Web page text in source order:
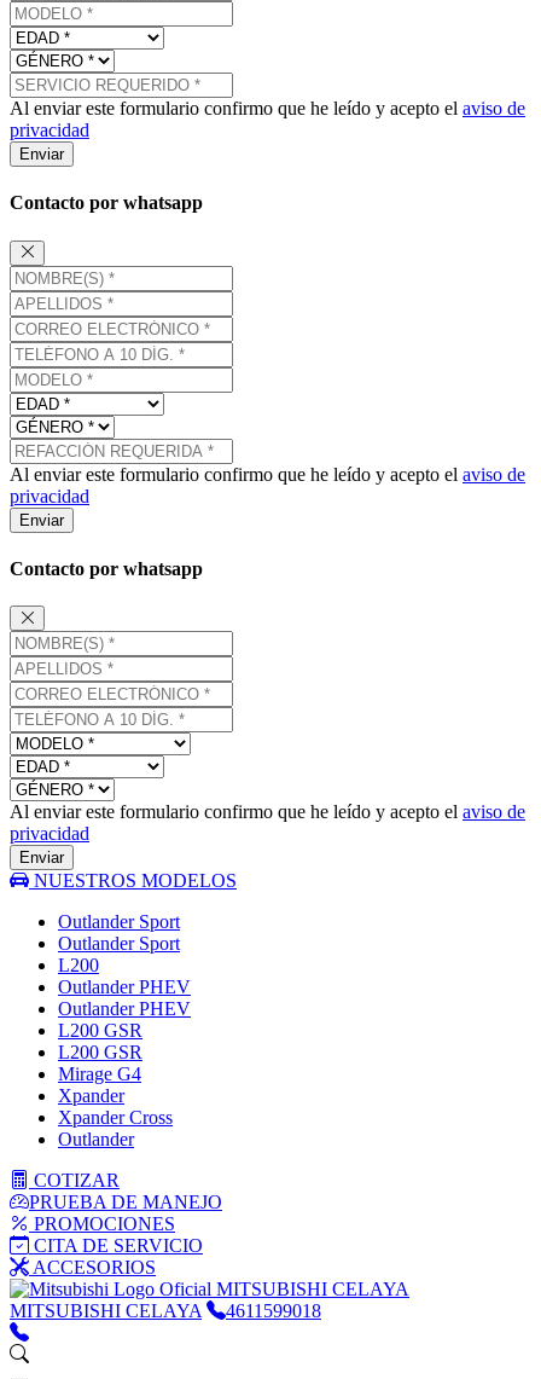
Al enviar este formulario confirmo que he leído y acepto el aviso de
privacidad
Enviar
Contacto por whatsapp
Al enviar este formulario confirmo que he leído y acepto el aviso de
privacidad
Enviar
Contacto por whatsapp
Al enviar este formulario confirmo que he leído y acepto el aviso de
privacidad
Enviar
NUESTROS MODELOS
Outlander Sport
Outlander Sport
L200
Outlander PHEV
Outlander PHEV
L200 GSR
L200 GSR
Mirage G4
Xpander
Xpander Cross
Outlander
COTIZAR
PRUEBA DE MANEJO
PROMOCIONES
CITA DE SERVICIO
ACCESORIOS
MITSUBISHI CELAYA
MITSUBISHI CELAYA
4611599018